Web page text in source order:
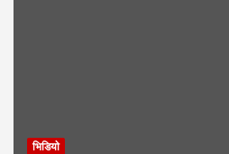
भिडियाे